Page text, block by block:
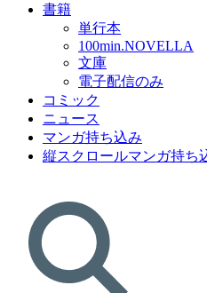
書籍
単行本
100min.NOVELLA
文庫
電子配信のみ
コミック
ニュース
マンガ持ち込み
縦スクロールマンガ持ち